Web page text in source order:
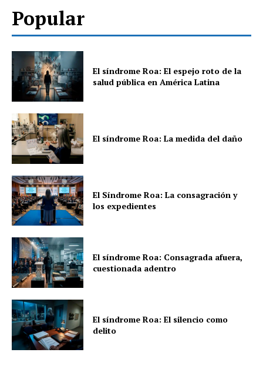
Popular
El síndrome Roa: El espejo roto de la
salud pública en América Latina
El síndrome Roa: La medida del daño
El Síndrome Roa: La consagración y
los expedientes
El síndrome Roa: Consagrada afuera,
cuestionada adentro
El síndrome Roa: El silencio como
delito